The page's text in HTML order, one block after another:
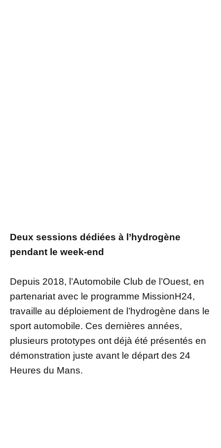
Deux sessions dédiées à l’hydrogène
pendant le week-end
Depuis 2018, l’Automobile Club de l’Ouest, en
partenariat avec le programme MissionH24,
travaille au déploiement de l’hydrogène dans le
sport automobile. Ces dernières années,
plusieurs prototypes ont déjà été présentés en
démonstration juste avant le départ des 24
Heures du Mans.